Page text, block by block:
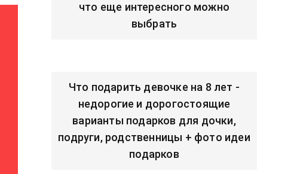
что еще интересного можно
выбрать
Что подарить девочке на 8 лет -
недорогие и дорогостоящие
варианты подарков для дочки,
подруги, родственницы + фото идеи
подарков